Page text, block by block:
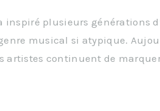
inspiré plusieurs générations
musical si atypique.
artistes continuent de